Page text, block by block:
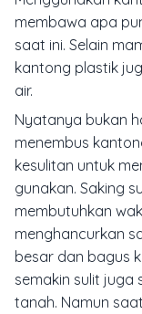
membawa apa
saat ini. Selain
kantong plastik
air.
Nyatanya bukan
menembus
kesulitan untuk
gunakan. Saking
membutuhkan
menghancurkan
besar dan bagus
semakin sulit juga
tanah. Namun